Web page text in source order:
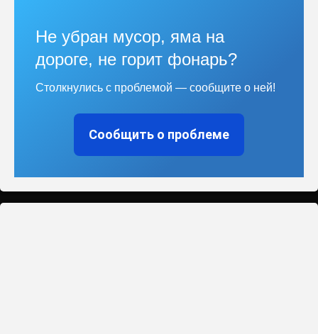
Не убран мусор, яма на
дороге, не горит фонарь?
Столкнулись с проблемой — сообщите о ней!
Сообщить о проблеме